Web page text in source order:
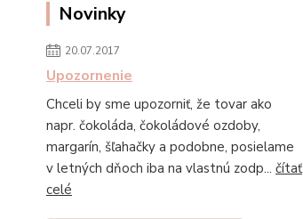
Novinky
20.07.2017
Upozornenie
Chceli by sme upozorniť, že tovar ako
napr. čokoláda, čokoládové ozdoby,
margarín, šľahačky a podobne, posielame
v letných dňoch iba na vlastnú zodp... čítať
celé